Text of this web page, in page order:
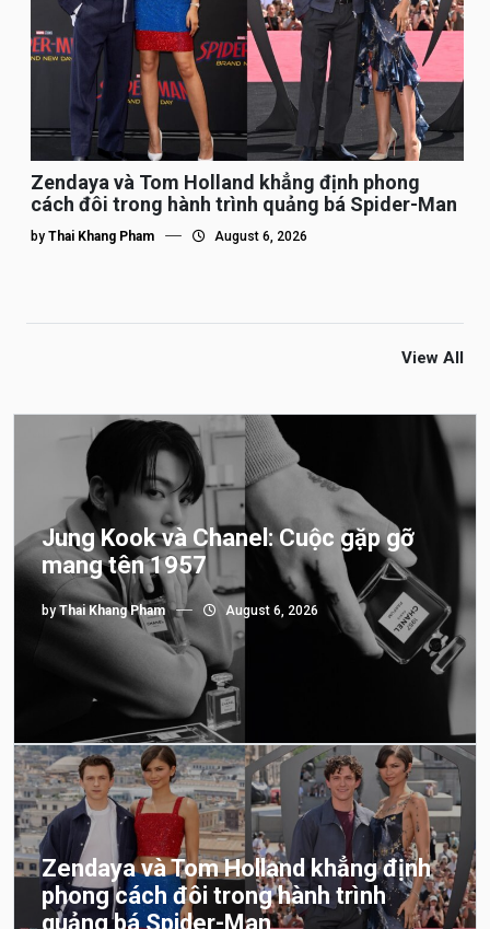
Zendaya và Tom Holland khẳng định phong
cách đôi trong hành trình quảng bá Spider-Man
by Thai Khang Pham August 6, 2026
View All
Jung Kook và Chanel: Cuộc gặp gỡ
mang tên 1957
byThai Khang Pham August 6, 2026
Zendaya và Tom Holland khẳng định
phong cách đôi trong hành trình
quảng bá Spider-Man